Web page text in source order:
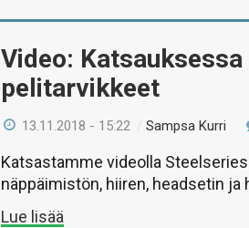
Video:
pelitarvikkeet
13.11.2018 - 15:22 /Sampsa Kurri
Katsastamme videolla
näppäimistön, hiiren, headsetin ja
Lue lisää